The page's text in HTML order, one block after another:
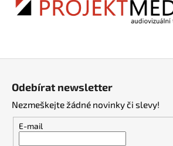
Odebírat newsletter
Nezmeškejte žádné novinky či slevy!
E-mail